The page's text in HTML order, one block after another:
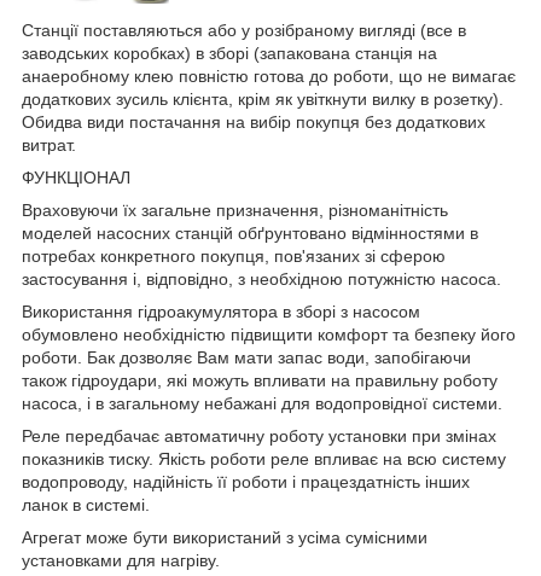
Станції поставляються або у розібраному вигляді (все в
заводських коробках) в зборі (запакована станція на
анаеробному клею повністю готова до роботи, що не вимагає
додаткових зусиль клієнта, крім як увіткнути вилку в розетку).
Обидва види постачання на вибір покупця без додаткових
витрат.
ФУНКЦІОНАЛ
Враховуючи їх загальне призначення, різноманітність
моделей насосних станцій обґрунтовано відмінностями в
потребах конкретного покупця, пов'язаних зі сферою
застосування і, відповідно, з необхідною потужністю насоса.
Використання гідроакумулятора в зборі з насосом
обумовлено необхідністю підвищити комфорт та безпеку його
роботи. Бак дозволяє Вам мати запас води, запобігаючи
також гідроудари, які можуть впливати на правильну роботу
насоса, і в загальному небажані для водопровідної системи.
Реле передбачає автоматичну роботу установки при змінах
показників тиску. Якість роботи реле впливає на всю систему
водопроводу, надійність її роботи і працездатність інших
ланок в системі.
Агрегат може бути використаний з усіма сумісними
установками для нагріву.